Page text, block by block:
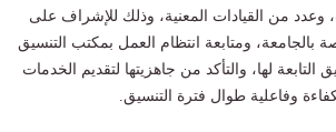
وعدد من القيادات المعنية، وذلك للإشراف على
بالجامعة، ومتابعة انتظام العمل بمكتب التنسيق
التابعة لها، والتأكد من جاهزيتها لتقديم الخدمات
وفاعلية طوال فترة التنسيق.